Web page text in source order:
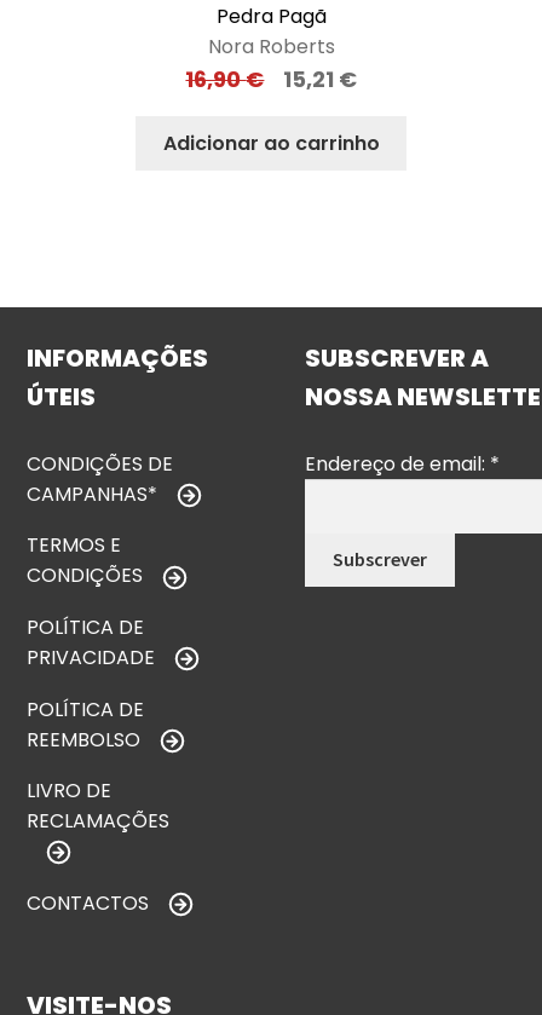
Pedra Pagã
Nora Roberts
16,90€ 15,21 €
Adicionar ao carrinho
INFORMAÇÕES
ÚTEIS
CONDIÇÕES DE
CAMPANHAS*
TERMOS E
CONDIÇÕES
POLÍTICA DE
PRIVACIDADE
POLÍTICA DE
REEMBOLSO
LIVRO DE
RECLAMAÇÕES
CONTACTOS
SUBSCREVER A
NOSSA
Endereço de email: *
VISITE-NOS